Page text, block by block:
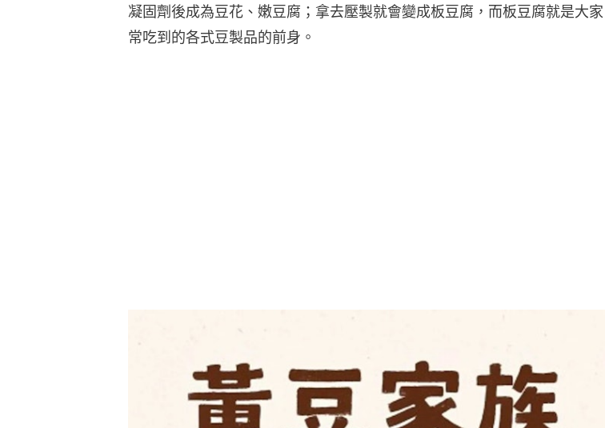
凝固劑後成為豆花、嫩豆腐；拿去壓製就會變成板豆腐，而板豆腐就是大家
常吃到的各式豆製品的前身。